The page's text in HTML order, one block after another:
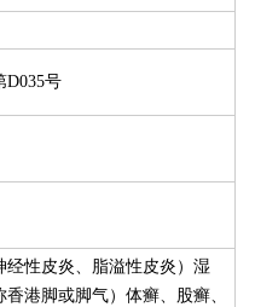
D035号
经性皮炎、脂溢性皮炎）湿
港脚或脚气）体癣、股癣、